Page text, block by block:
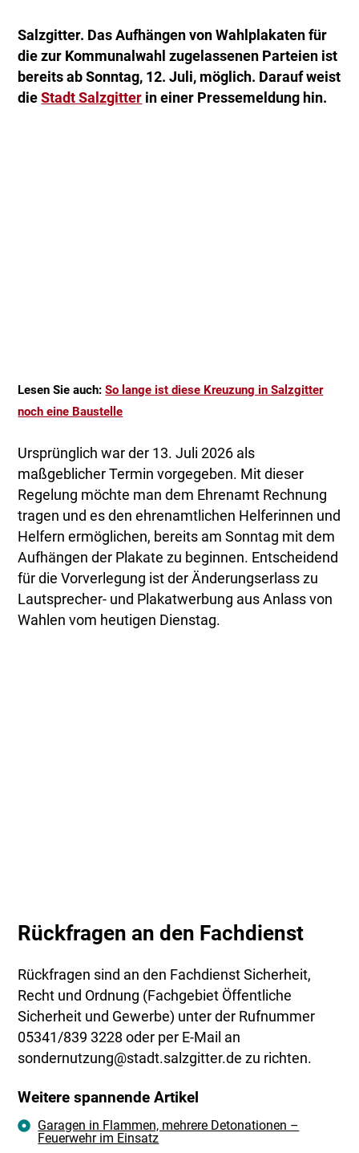
Salzgitter. Das Aufhängen von Wahlplakaten für
die zur Kommunalwahl zugelassenen Parteien ist
bereits ab Sonntag, 12. Juli, möglich. Darauf weist
dieStadt Salzgitter in einer Pressemeldung hin.
Lesen Sie auch:So lange ist diese Kreuzung in Salzgitter
noch eine Baustelle
Ursprünglich war der 13. Juli 2026 als
maßgeblicher Termin vorgegeben. Mit dieser
Regelung möchte man dem Ehrenamt Rechnung
tragen und es den ehrenamtlichen Helferinnen und
Helfern ermöglichen, bereits am Sonntag mit dem
Aufhängen der Plakate zu beginnen. Entscheidend
für die Vorverlegung ist der Änderungserlass zu
Lautsprecher- und Plakatwerbung aus Anlass von
Wahlen vom heutigen Dienstag.
Rückfragen an den Fachdienst
Rückfragen sind an den Fachdienst Sicherheit,
Recht und Ordnung (Fachgebiet Öffentliche
Sicherheit und Gewerbe) unter der Rufnummer
05341/839 3228 oder per E-Mail an
sondernutzung@stadt.salzgitter.de zu richten.
Weitere spannende Artikel
Garagen in Flammen, mehrere Detonationen –
Feuerwehr im Einsatz